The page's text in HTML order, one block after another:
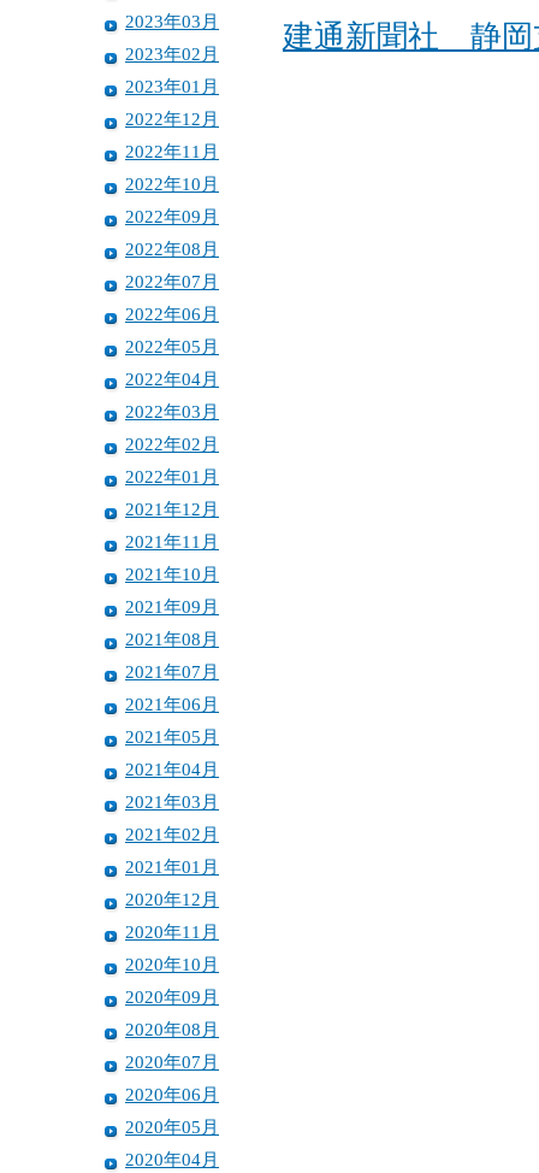
2023年03月
2023年02月
2023年01月
2022年12月
2022年11月
2022年10月
2022年09月
2022年08月
2022年07月
2022年06月
2022年05月
2022年04月
2022年03月
2022年02月
2022年01月
2021年12月
2021年11月
2021年10月
2021年09月
2021年08月
2021年07月
2021年06月
2021年05月
2021年04月
2021年03月
2021年02月
2021年01月
2020年12月
2020年11月
2020年10月
2020年09月
2020年08月
2020年07月
2020年06月
2020年05月
2020年04月
建通新聞社 静岡